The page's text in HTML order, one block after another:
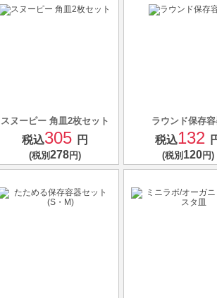
スヌーピー 角皿2枚セット
税込305 円
(税別278円)
ラウンド保存
税込132
(税別120円)